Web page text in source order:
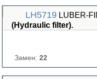
LH5719 LUBER-
(Hydraulic filter).
Замен: 22